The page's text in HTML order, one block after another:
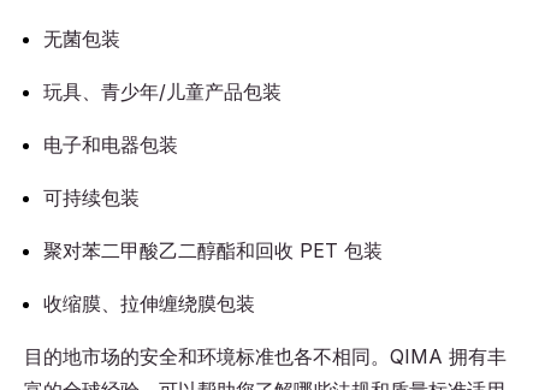
无菌包装
玩具、青少年/儿童产品包装
电子和电器包装
可持续包装
聚对苯二甲酸乙二醇酯和回收 PET 包装
收缩膜、拉伸缠绕膜包装
目的地市场的安全和环境标准也各不相同。QIMA 拥有丰